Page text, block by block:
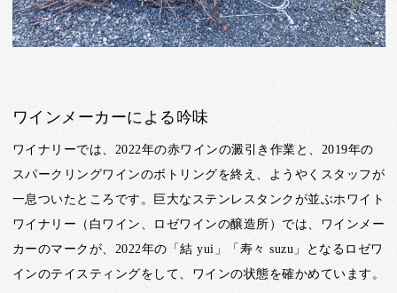
ワインメーカーによる吟味
ワイナリーでは、2022年の赤ワインの澱引き作業と、2019年の
スパークリングワインのボトリングを終え、ようやくスタッフが
一息ついたところです。巨大なステンレスタンクが並ぶホワイト
ワイナリー（白ワイン、ロゼワインの醸造所）では、ワインメー
カーのマークが、2022年の「結 yui」「寿々 suzu」となるロゼワ
インのテイスティングをして、ワインの状態を確かめています。